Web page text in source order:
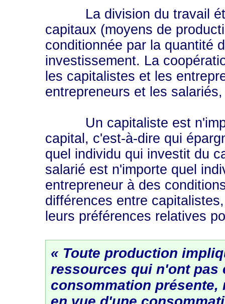
La division du travail
capitaux (moyens de
conditionnée par la quantité
investissement. La
les capitalistes et les
entrepreneurs et les
Un capitaliste est
capital, c'est-à-dire qui
quel individu qui investit du
salarié est n'importe quel
entrepreneur à des
différences entre
leurs préférences relatives
« Toute production
ressources qui n'ont pas
consommation présente,